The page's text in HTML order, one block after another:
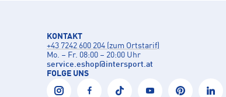
KONTAKT
+43 7242 600 204 (zum Ortstarif)
Mo. – Fr. 08:00 – 20:00 Uhr
service.eshop@intersport.at
FOLGE UNS